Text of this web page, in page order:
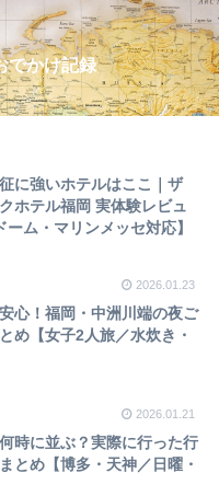
でかけ記録
に強いホテルはここ｜ザ
ホテル福岡 実体験レビュ
ム・マリンメッセ対応】
2026.01.23
心！福岡・中洲川端の夜ご
め【女子2人旅／水炊き・
2026.01.21
時に並ぶ？実際に行った行
とめ【博多・天神／日曜・